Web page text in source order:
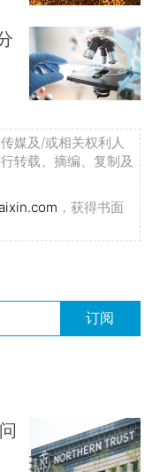
媒及/或相关权利人
转载、摘编、复制及
，获得书面
订阅